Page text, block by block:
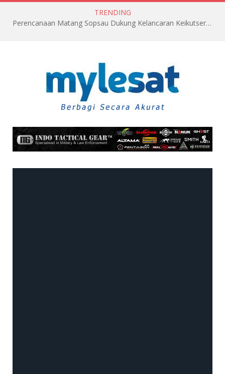
TRENDING
Perencanaan Matang Sopsau Dukung Kelancaran Keikutsertaan TNI AU di Pitch Black 2026